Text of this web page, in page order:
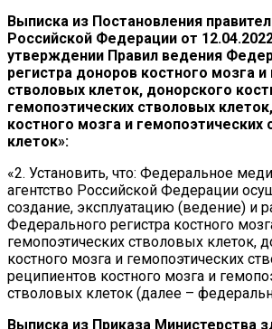
Выписка из Постановления
Российской Федерации от
утверждении Правил ведения
регистра доноров костного мозга
стволовых клеток, донорского
гемопоэтических стволовых
костного мозга и гемопоэтических
клеток»:
«2. Установить, что: Федеральное
агентство Российской Федерации
создание, эксплуатацию (ведение) и
Федерального регистра костного
гемопоэтических стволовых клеток,
костного мозга и гемопоэтических
реципиентов костного мозга и
стволовых клеток (далее –
Выписка из Приказа Министерства